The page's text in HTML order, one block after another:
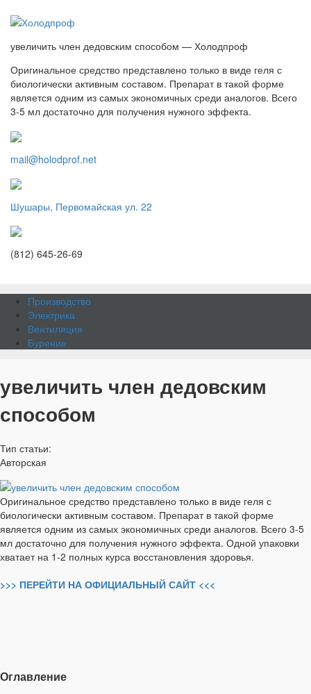
увеличить член дедовским способом — Холодпроф
Оригинальное средство представлено только в виде геля с
биологически активным составом. Препарат в такой форме
является одним из самых экономичных среди аналогов. Всего
3-5 мл достаточно для получения нужного эффекта.
mail@holodprof.net
Шушары, Первомайская ул. 22
(812) 645-26-69
Производство
Электрика
Вентиляция
Бурение
увеличить член дедовским
способом
Тип статьи:
Авторская
Оригинальное средство представлено только в виде геля с
биологически активным составом. Препарат в такой форме
является одним из самых экономичных среди аналогов. Всего 3-5
мл достаточно для получения нужного эффекта. Одной упаковки
хватает на 1-2 полных курса восстановления здоровья.
>>> ПЕРЕЙТИ НА ОФИЦИАЛЬНЫЙ САЙТ <<<
Оглавление